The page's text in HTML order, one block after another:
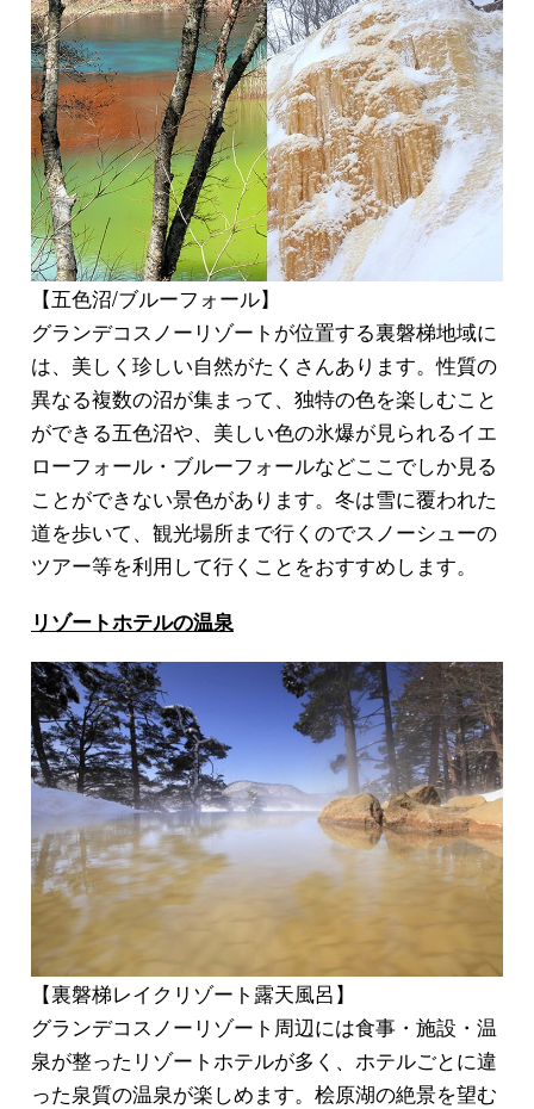
【五色沼/ブルーフォール】
グランデコスノーリゾートが位置する裏磐梯地域に
は、美しく珍しい自然がたくさんあります。性質の
異なる複数の沼が集まって、独特の色を楽しむこと
ができる五色沼や、美しい色の氷爆が見られるイエ
ローフォール・ブルーフォールなどここでしか見る
ことができない景色があります。冬は雪に覆われた
道を歩いて、観光場所まで行くのでスノーシューの
ツアー等を利用して行くことをおすすめします。
リゾートホテルの温泉
【裏磐梯レイクリゾート露天風呂】
グランデコスノーリゾート周辺には食事・施設・温
泉が整ったリゾートホテルが多く、ホテルごとに違
った泉質の温泉が楽しめます。桧原湖の絶景を望む